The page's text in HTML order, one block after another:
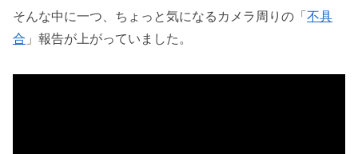
そんな中に一つ、ちょっと気になるカメラ周りの「 不具
合 」報告が上がっていました。